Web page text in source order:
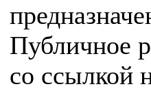
Публичное
со ссылкой